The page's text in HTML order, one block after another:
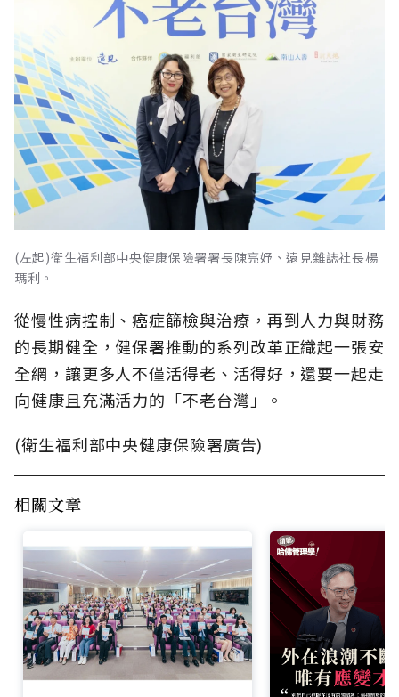
(左起)衛生福利部中央健康保險署署長陳亮妤、遠見雜誌社長楊
瑪利。
從慢性病控制、癌症篩檢與治療，再到人力與財務
的長期健全，健保署推動的系列改革正織起一張安
全網，讓更多人不僅活得老、活得好，還要一起走
向健康且充滿活力的「不老台灣」。
(衛生福利部中央健康保險署廣告)
相關文章